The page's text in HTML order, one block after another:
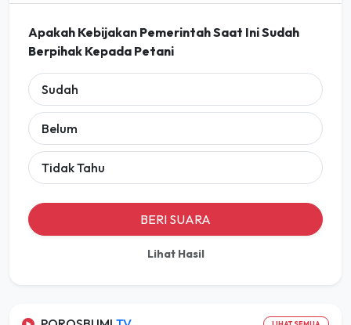
Apakah Kebijakan Pemerintah Saat Ini Sudah
Berpihak Kepada Petani
Sudah
Belum
Tidak Tahu
BERI SUARA
Lihat Hasil